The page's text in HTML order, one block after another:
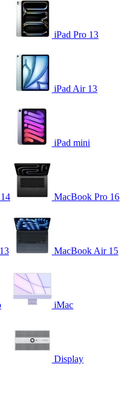
iPad Pro 13
iPad Air 13
iPad mini
MacBook Pro 16
MacBook Air 15
iMac
Display